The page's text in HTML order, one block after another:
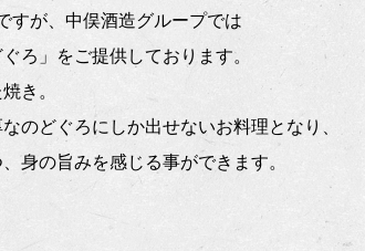
すが、中俣酒造グループでは
ろ」をご提供しております。
き。
のどぐろにしか出せないお料理となり、
身の旨みを感じる事ができます。